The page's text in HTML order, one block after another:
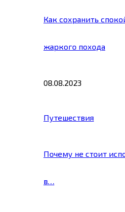
Как сохранить
жаркого похода
08.08.2023
Путешествия
Почему не стоит
в…